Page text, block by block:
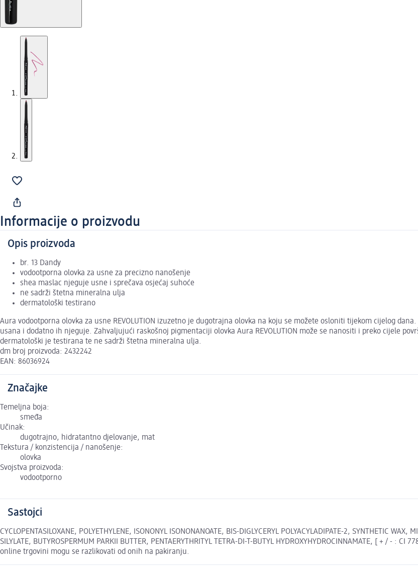
Informacije o proizvodu
Opis proizvoda
br. 13 Dandy
vodootporna olovka za usne za precizno nanošenje
shea maslac njeguje usne i sprečava osjećaj suhoće
ne sadrži štetna mineralna ulja
dermatološki testirano
Aura vodootporna olovka za usne REVOLUTION izuzetno je dugotrajna olovka na koju se možete osloniti tijekom cijelog
usana i dodatno ih njeguje. Zahvaljujući raskošnoj pigmentaciji olovka Aura REVOLUTION može se nanositi i preko cijele
dermatološki je testirana te ne sadrži štetna mineralna ulja.
dm broj proizvoda: 2432242
EAN: 86036924
Značajke
Temeljna boja:
smeđa
Učinak:
dugotrajno, hidratantno djelovanje, mat
Tekstura / konzistencija / nanošenje:
olovka
Svojstva proizvoda:
vodootporno
Sastojci
CYCLOPENTASILOXANE, POLYETHYLENE, ISONONYL ISONONANOATE, BIS-DIGLYCERYL POLYACYLADIPATE-2, SYNTHETIC
SILYLATE, BUTYROSPERMUM PARKII BUTTER, PENTAERYTHRITYL TETRA-DI-T-BUTYL HYDROXYHYDROCINNAMATE, [ + / - :
online trgovini mogu se razlikovati od onih na pakiranju.